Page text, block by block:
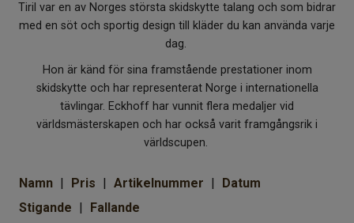
Presenter
Kakiskolan
Om Kaki
Tiril var en av Norges största skidskytte talang och som bidrar
med en söt och sportig design till kläder du kan använda varje
dag.
Hon är känd för sina framstående prestationer inom
skidskytte och har representerat Norge i internationella
tävlingar. Eckhoff har vunnit flera medaljer vid
världsmästerskapen och har också varit framgångsrik i
världscupen.
Namn Pris Artikelnummer
Datum
Stigande
Fallande